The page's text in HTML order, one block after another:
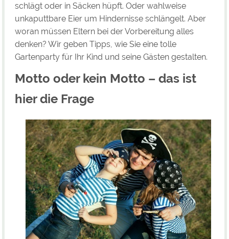
schlägt oder in Säcken hüpft. Oder wahlweise
unkaputtbare Eier um Hindernisse schlängelt. Aber
woran müssen Eltern bei der Vorbereitung alles
denken? Wir geben Tipps, wie Sie eine tolle
Gartenparty für Ihr Kind und seine Gästen gestalten.
Motto oder kein Motto – das ist
hier die Frage